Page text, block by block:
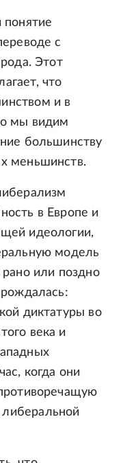
понятие
с
Этот
что
и в
мы видим
большинству
меньшинств.
в Европе и
идеологии,
модель
рано или поздно
диктатуры во
века и
когда они